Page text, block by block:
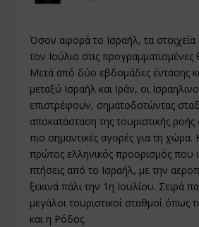
Όσον αφορά το Ισραήλ, τα
τον Ιούλιο στις προγραμματισμένες
Μετά από δύο εβδομάδες έντασης
μεταξύ Ισραήλ και Ιράν, οι
επιστρέφουν, σηματοδοτώντας
αποκατάσταση της τουριστικής ροής
πιο σημαντικές αγορές για τη
πρώτος ελληνικός προορισμός που
πτήσεις από το Ισραήλ, με την
ξεκινά πάλι την 1η Ιουλίου. Σειρά
μεγάλοι τουριστικοί σταθμοί όπως
και η Ρόδος.